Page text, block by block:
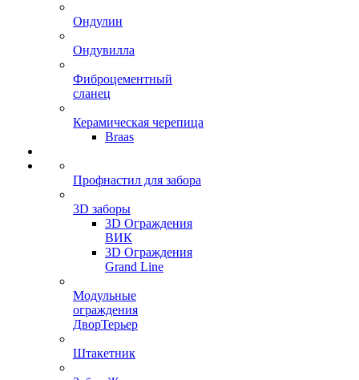
Ондулин
Ондувилла
Фиброцементный
сланец
Керамическая черепица
Braas
Профнастил для забора
3D заборы
3D Ограждения
ВИК
3D Ограждения
Grand Line
Модульные
ограждения
ДворТерьер
Штакетник